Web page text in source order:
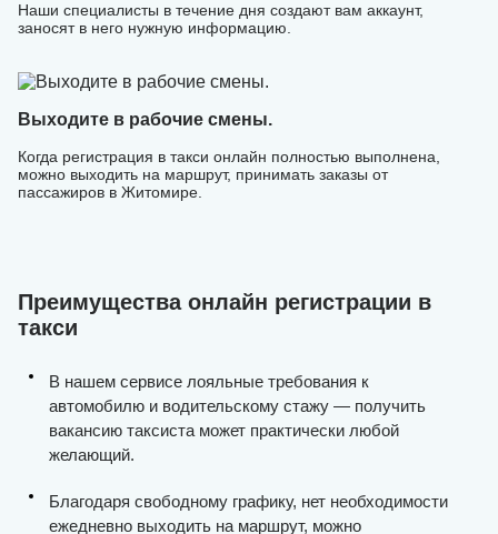
Наши специалисты в течение дня создают вам аккаунт,
заносят в него нужную информацию.
Выходите в рабочие смены.
Когда регистрация в такси онлайн полностью выполнена,
можно выходить на маршрут, принимать заказы от
пассажиров в Житомире.
Преимущества онлайн регистрации в
такси
В нашем сервисе лояльные требования к
автомобилю и водительскому стажу — получить
вакансию таксиста может практически любой
желающий.
Благодаря свободному графику, нет необходимости
ежедневно выходить на маршрут, можно